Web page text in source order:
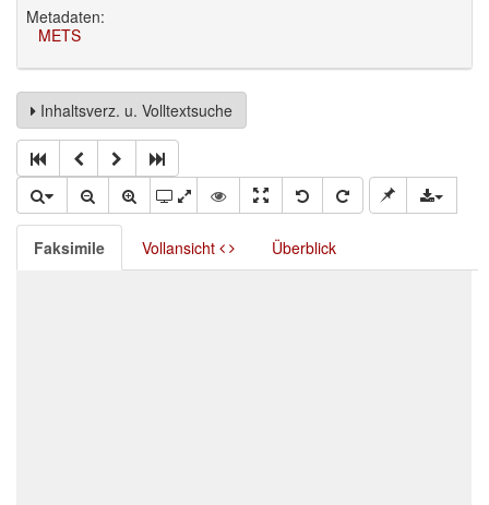
Metadaten:
METS
Inhaltsverz. u. Volltextsuche
Faksimile Vollansicht Überblick